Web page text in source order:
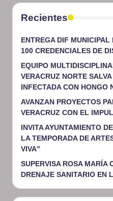
Recientes
ENTREGA DIF MUNICIPAL
100 CREDENCIALES DE
EQUIPO
VERACRUZ NORTE
INFECTADA CON HONGO
AVANZAN PROYECTOS
VERACRUZ CON EL
INVITA AYUNTAMIENTO
LA TEMPORADA DE
VIVA”
SUPERVISA ROSA MARÍA
DRENAJE SANITARIO EN